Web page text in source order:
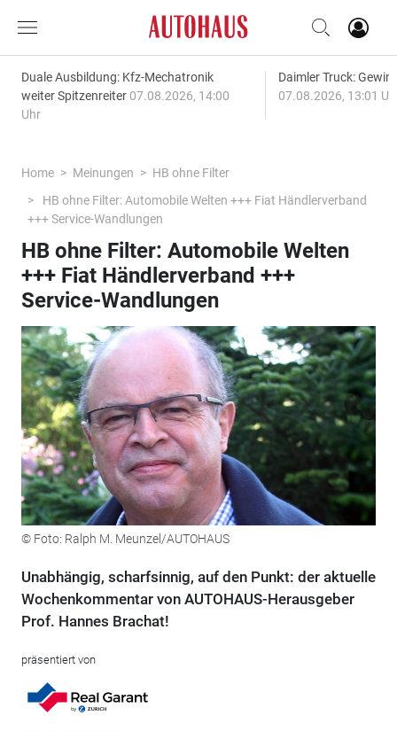
Duale Ausbildung: Kfz-Mechatronik
weiter Spitzenreiter 07.08.2026, 14:00
Uhr
Daimler Truck:
07.08.2026, 13:01
Home Meinungen
HB ohne Filter
HB ohne Filter: Automobile Welten +++ Fiat Händlerverband
+++ Service-Wandlungen
HB ohne Filter: Automobile Welten
+++ Fiat Händlerverband +++
Service-Wandlungen
© Foto: Ralph M. Meunzel/AUTOHAUS
Unabhängig, scharfsinnig, auf den Punkt: der aktuelle
Wochenkommentar von AUTOHAUS-Herausgeber
Prof. Hannes Brachat!
präsentiert von